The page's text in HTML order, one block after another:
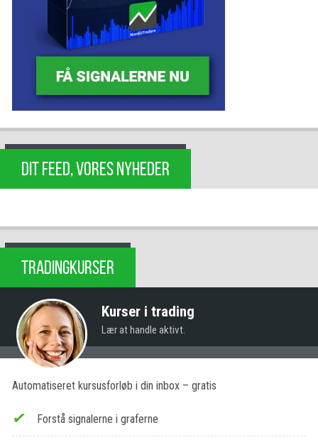
DIT FEED, VORES NYHEDER
TRADINGKURSER
Kurser i trading
Lær at handle aktivt.
Automatiseret kursusforløb i din inbox – gratis
Forstå signalerne i graferne